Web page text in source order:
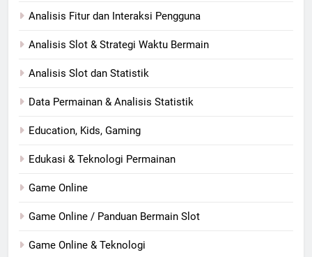
Analisis Fitur dan Interaksi Pengguna
Analisis Slot & Strategi Waktu Bermain
Analisis Slot dan Statistik
Data Permainan & Analisis Statistik
Education, Kids, Gaming
Edukasi & Teknologi Permainan
Game Online
Game Online / Panduan Bermain Slot
Game Online & Teknologi